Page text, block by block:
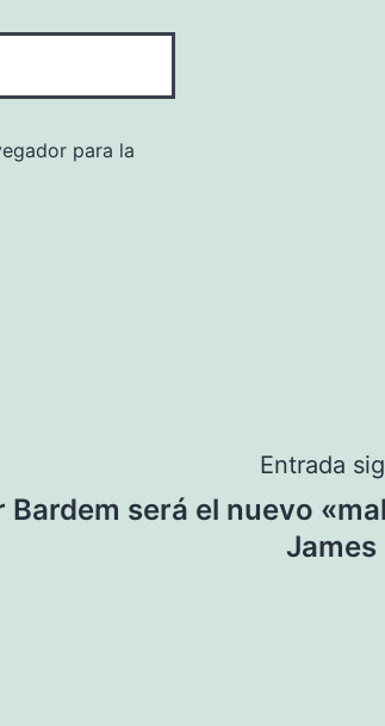
para la
Entrada
Bardem será el nuevo
James